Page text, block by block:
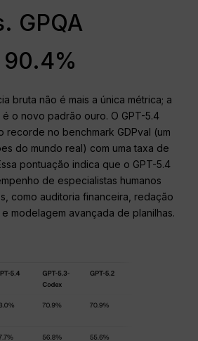
GPQA
90.4%
bruta não é mais a única métrica; a
o novo padrão ouro. O GPT-5.4
recorde no benchmark GDPval (um
do mundo real) com uma taxa de
pontuação indica que o GPT-5.4
de especialistas humanos
como auditoria financeira, redação
modelagem avançada de planilhas.